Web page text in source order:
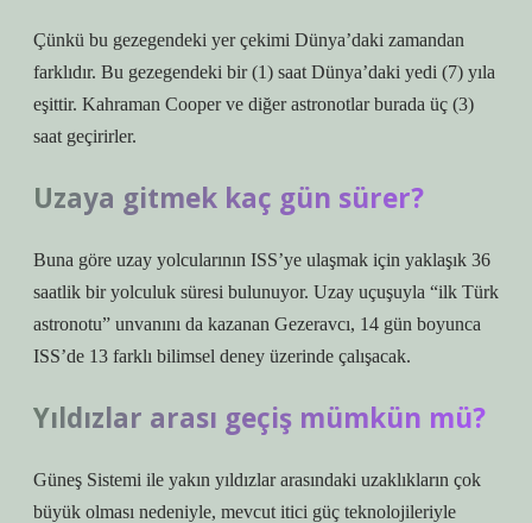
Çünkü bu gezegendeki yer çekimi Dünya’daki zamandan
farklıdır. Bu gezegendeki bir (1) saat Dünya’daki yedi (7) yıla
eşittir. Kahraman Cooper ve diğer astronotlar burada üç (3)
saat geçirirler.
Uzaya gitmek kaç gün sürer?
Buna göre uzay yolcularının ISS’ye ulaşmak için yaklaşık 36
saatlik bir yolculuk süresi bulunuyor. Uzay uçuşuyla “ilk Türk
astronotu” unvanını da kazanan Gezeravcı, 14 gün boyunca
ISS’de 13 farklı bilimsel deney üzerinde çalışacak.
Yıldızlar arası geçiş mümkün mü?
Güneş Sistemi ile yakın yıldızlar arasındaki uzaklıkların çok
büyük olması nedeniyle, mevcut itici güç teknolojileriyle